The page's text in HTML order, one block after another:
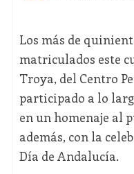
Los más de
matriculados este
Troya, del Centro
participado a lo
en un homenaje al
además, con la
Día de Andalucía.